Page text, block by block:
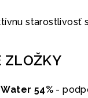
starostlivosť
ZLOŽKY
54% -